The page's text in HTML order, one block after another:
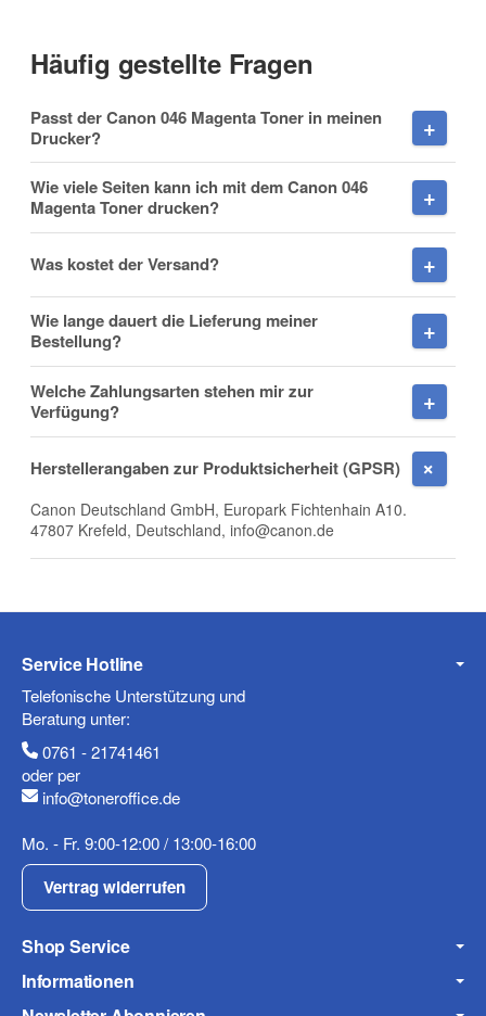
Nachname
Firma
Mobiltelefon
Frage zum Artikel
Häufig gestellte Fragen
Passt der Canon 046 Magenta Toner in meinen
Drucker?
Wie viele Seiten kann ich mit dem Canon 046
Magenta Toner drucken?
Was kostet der Versand?
Wie lange dauert die Lieferung meiner
Bestellung?
Welche Zahlungsarten stehen mir zur
Verfügung?
Herstellerangaben zur Produktsicherheit (GPSR)
Canon Deutschland GmbH, Europark Fichtenhain A10.
47807 Krefeld, Deutschland, info@canon.de
Service Hotline
Telefonische Unterstützung und
Beratung unter:
0761 - 21741461
oder per
info@toneroffice.de
Mo. - Fr. 9:00-12:00 / 13:00-16:00
Vertrag widerrufen
Shop Service
Informationen